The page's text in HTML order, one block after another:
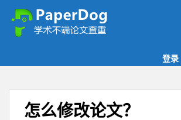
登录
怎么修改论文？